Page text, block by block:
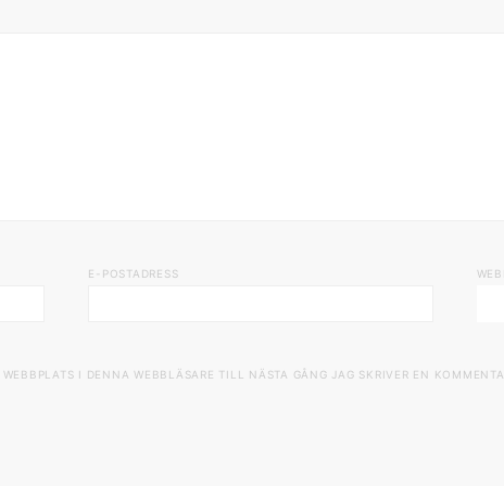
E-POSTADRESS
I DENNA WEBBLÄSARE TILL NÄSTA GÅNG JAG SKRIVER EN